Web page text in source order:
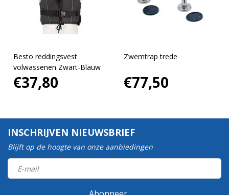
Besto reddingsvest
volwassenen Zwart-Blauw
€37,80
Zwemtrap trede
€77,50
INSCHRIJVEN NIEUWSBRIEF
Blijft op de hoogte van onze aanbiedingen